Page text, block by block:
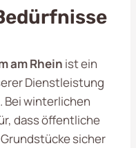
am Rhein ist ein
Dienstleistung
Bei winterlichen
dass öffentliche
sicher